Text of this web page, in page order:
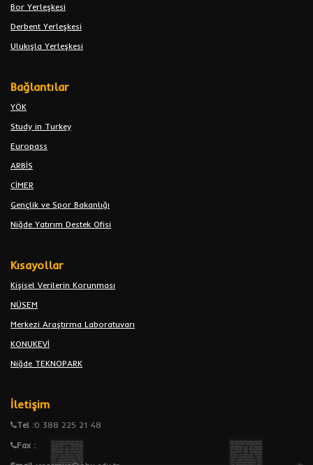
Bor Yerleşkesi
Derbent Yerleşkesi
Ulukışla Yerleşkesi
Bağlantılar
YÖK
Study in Turkey
Europass
ARBİS
CİMER
Gençlik ve Spor Bakanlığı
Niğde Yatırım Destek Ofisi
Kısayollar
Kişisel Verilerin Korunması
NÜSEM
Merkezi Araştırma Laboratuvarı
KONUKEVİ
Niğde TEKNOPARK
İletişim
Tel :0 388 225 21 48
Fax :.